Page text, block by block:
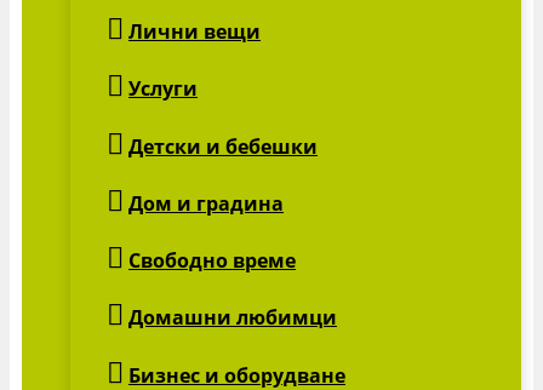
Лични вещи
Услуги
Детски и бебешки
Дом и градина
Свободно време
Домашни любимци
Бизнес и оборудване